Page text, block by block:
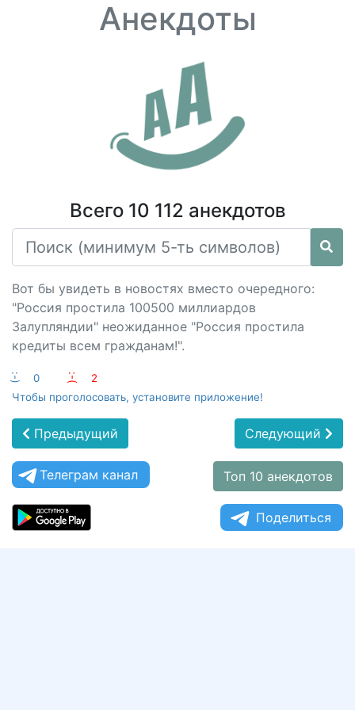
Анекдоты
Всего 10 112 анекдотов
Вот бы увидеть в новостях вместо очередного:
"Россия простила 100500 миллиардов
Залупляндии" неожиданное "Россия простила
кредиты всем гражданам!".
:-) 0 :-(
2
Чтобы проголосовать, установите приложение!
Предыдущий Следующий
Телеграм канал Топ 10 анекдотов
Поделиться